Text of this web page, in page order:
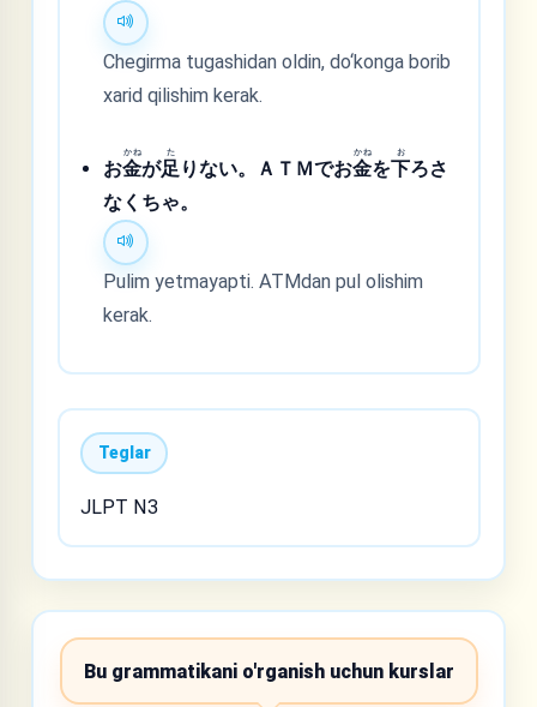
Chegirma tugashidan oldin, do‘konga borib
xarid qilishim kerak.
お金
かね
が足
た
りない。ＡＴＭでお金
かね
を下
お
ろさ
なくちゃ。
Pulim yetmayapti. ATMdan pul olishim
kerak.
Teglar
JLPT N3
Bu grammatikani o'rganish uchun kurslar